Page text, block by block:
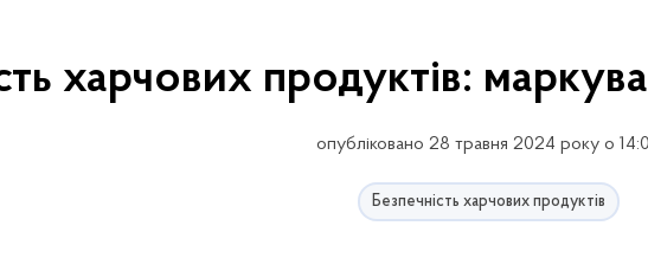
харчових продуктів:
опубліковано 28 травня 2024 року о
Безпечність харчових продуктів